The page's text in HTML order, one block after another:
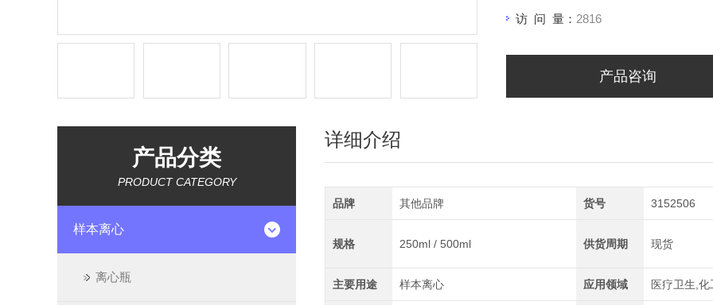
访 问 量： 2816
产品咨询
产品分类
PRODUCT CATEGORY
样本离心
离心瓶
详细介绍
品牌 其他品牌 货号 3152506
规格 250ml / 500ml 供货周期 现货
主要用途 样本离心 应用领域 医疗卫生,化